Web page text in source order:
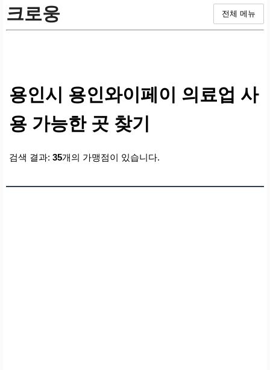
크로웅 전체 메뉴
용인시 용인와이페이 의료업 사
용 가능한 곳 찾기
검색 결과: 35개의 가맹점이 있습니다.